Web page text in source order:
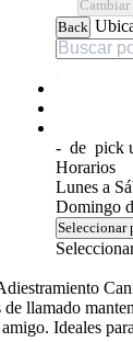
Back
- de pick
Horarios
Lunes a
Domingo
Seleccionar
llamado
Ideales